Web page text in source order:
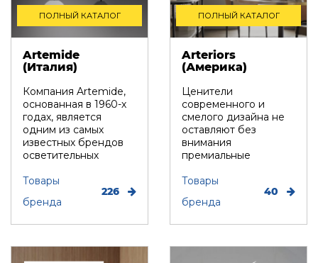
ПОЛНЫЙ КАТАЛОГ
Artemide
(Италия)
Компания Artemide,
основанная в 1960-х
годах, является
одним из самых
известных брендов
осветительных
Товары
бренда
226
ПОЛНЫЙ КАТАЛОГ
Arteriors
(Америка)
Ценители
современного и
смелого дизайна не
оставляют без
внимания
премиальные
Каждая модель
Товары
бренда
40